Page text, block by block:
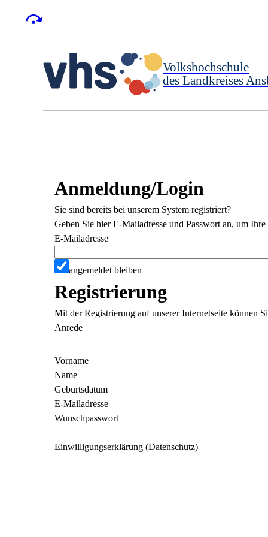
Volkshochschule
des Landkreises
Anmeldung/Login
Sie sind bereits bei unserem System registriert?
Geben Sie hier E-Mailadresse und Passwort an, um
E-Mailadresse
angemeldet bleiben
Registrierung
Mit der Registrierung auf unserer Internetseite können
Anrede
Vorname
Name
Geburtsdatum
E-Mailadresse
Wunschpasswort
Einwilligungserklärung (Datenschutz)